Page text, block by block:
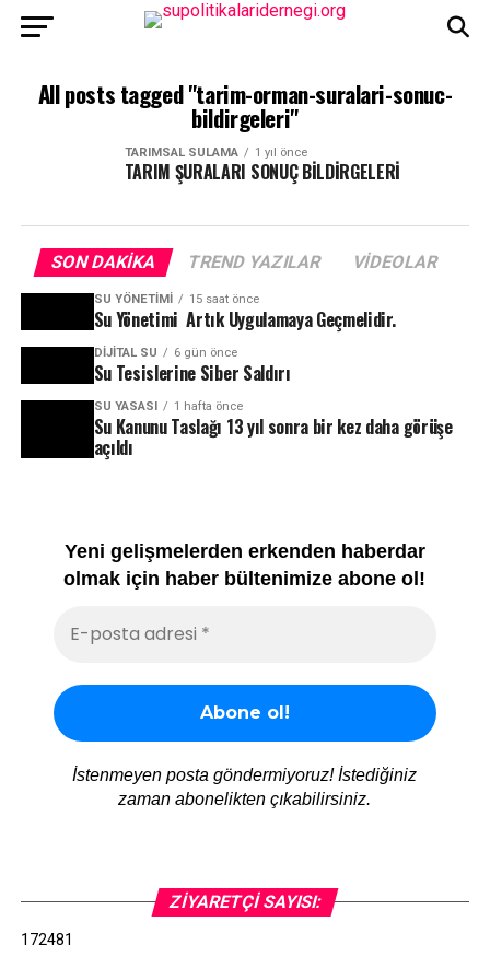
All posts tagged "tarim-orman-suralari-sonuc-
bildirgeleri"
TARIMSAL SULAMA 1 yıl önce
TARIM ŞURALARI SONUÇ BİLDİRGELERİ
SON DAKIKA TREND YAZILAR VIDEOLAR
SU YÖNETIMI 15 saat önce
Su Yönetimi Artık Uygulamaya Geçmelidir.
DIJITAL SU 6 gün önce
Su Tesislerine Siber Saldırı
SU YASASI 1 hafta önce
Su Kanunu Taslağı 13 yıl sonra bir kez daha görüşe
açıldı
Yeni gelişmelerden erkenden haberdar
olmak için haber bültenimize abone ol!
İstenmeyen posta göndermiyoruz! İstediğiniz
zaman abonelikten çıkabilirsiniz.
ZIYARETÇI SAYISI:
172481